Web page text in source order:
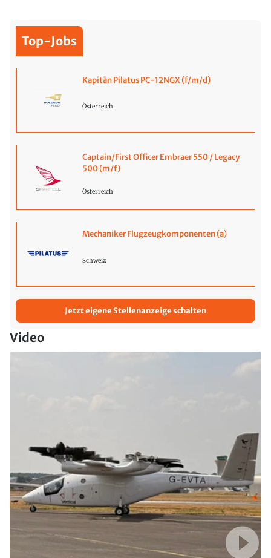
Top-Jobs
Kapitän Pilatus PC-12NGX (f/m/d)
Österreich
Captain/First Officer Embraer 550 / Legacy
500 (m/f)
Österreich
Mechaniker Flugzeugkomponenten (a)
Schweiz
Jetzt eigene Stellenanzeige schalten
Video